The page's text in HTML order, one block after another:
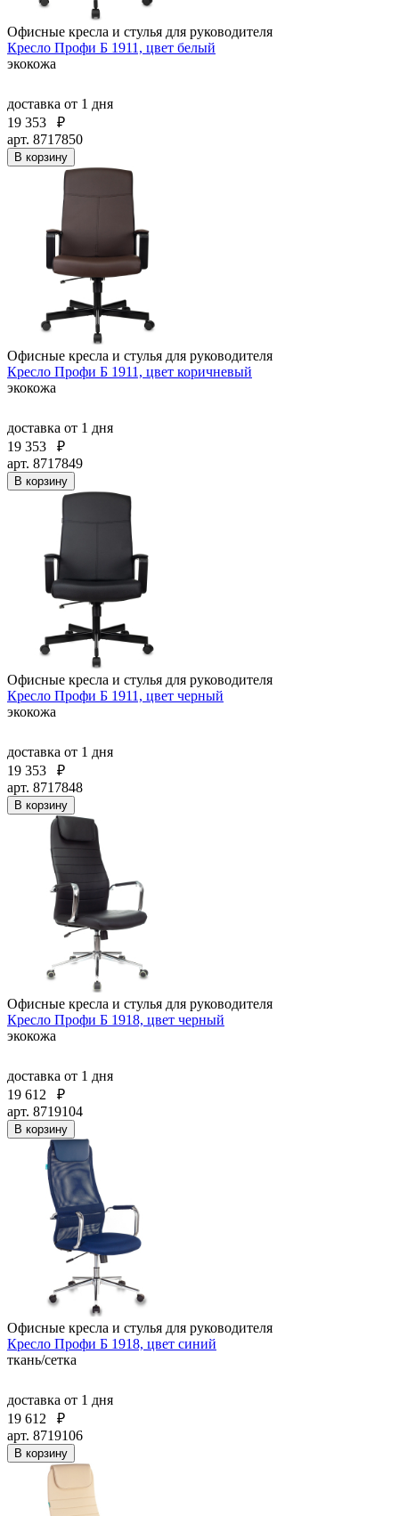
Офисные кресла и стулья для руководителя
Кресло Профи Б 1911, цвет белый
экокожа
доставка от 1 дня
19 353
₽
арт. 8717850
В корзину
Офисные кресла и стулья для руководителя
Кресло Профи Б 1911, цвет коричневый
экокожа
доставка от 1 дня
19 353
₽
арт. 8717849
В корзину
Офисные кресла и стулья для руководителя
Кресло Профи Б 1911, цвет черный
экокожа
доставка от 1 дня
19 353
₽
арт. 8717848
В корзину
Офисные кресла и стулья для руководителя
Кресло Профи Б 1918, цвет черный
экокожа
доставка от 1 дня
19 612
₽
арт. 8719104
В корзину
Офисные кресла и стулья для руководителя
Кресло Профи Б 1918, цвет синий
ткань/сетка
доставка от 1 дня
19 612
₽
арт. 8719106
В корзину